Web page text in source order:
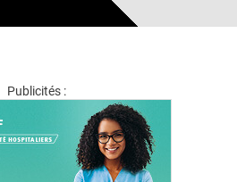
Publicités :